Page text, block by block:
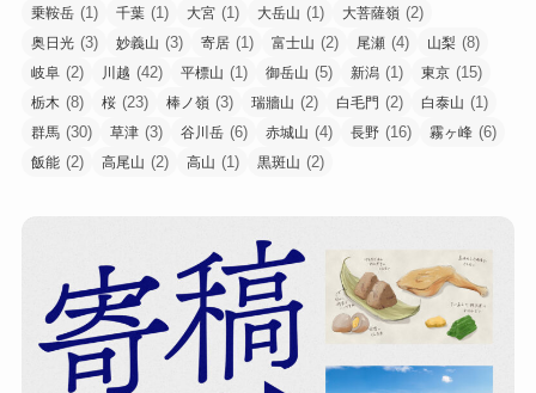
乗鞍岳 (1) 千葉 (1) 大宮 (1) 大岳山 (1) 大菩薩嶺 (2)
奥日光 (3) 妙義山 (3) 寄居 (1) 富士山 (2) 尾瀬 (4) 山梨 (8)
岐阜 (2) 川越 (42) 平標山 (1) 御岳山 (5) 新潟 (1) 東京 (15)
栃木 (8) 桜 (23) 棒ノ嶺 (3) 瑞牆山 (2) 白毛門 (2) 白泰山 (1)
群馬 (30) 草津 (3) 谷川岳 (6) 赤城山 (4) 長野 (16) 霧ヶ峰 (6)
飯能 (2) 高尾山 (2) 高山 (1) 黒斑山 (2)